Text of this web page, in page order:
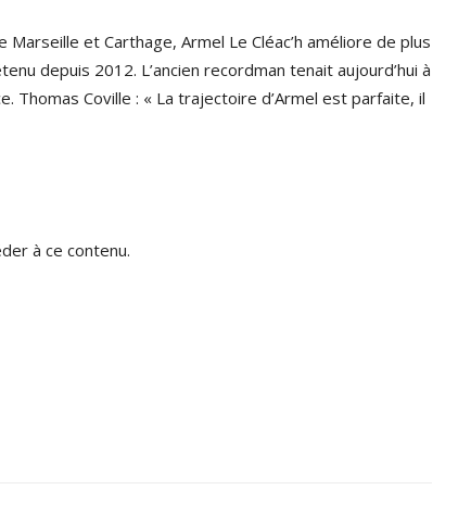
et Carthage, Armel Le Cléac’h améliore de plus
depuis 2012. L’ancien recordman tenait aujourd’hui à
Thomas Coville : « La trajectoire d’Armel est parfaite, il
à ce contenu.